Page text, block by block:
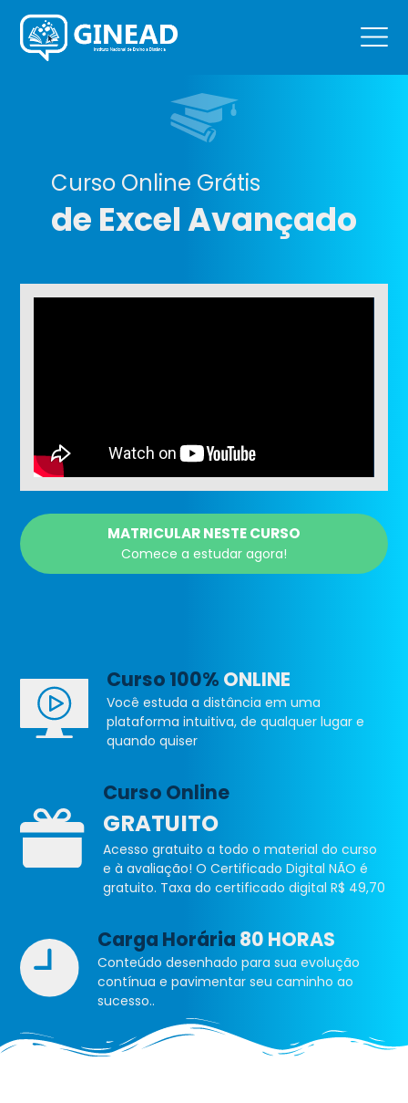
Curso Online Grátis
de Excel Avançado
MATRICULAR NESTE CURSO
Comece a estudar agora!
Curso 100% ONLINE
Você estuda a distância em uma
plataforma intuitiva, de qualquer lugar e
quando quiser
Curso Online
GRATUITO
Acesso gratuito a todo o material do curso
e à avaliação! O Certificado Digital NÃO é
gratuito. Taxa do certificado digital R$ 49,70
Carga Horária 80 HORAS
Conteúdo desenhado para sua evolução
contínua e pavimentar seu caminho ao
sucesso..